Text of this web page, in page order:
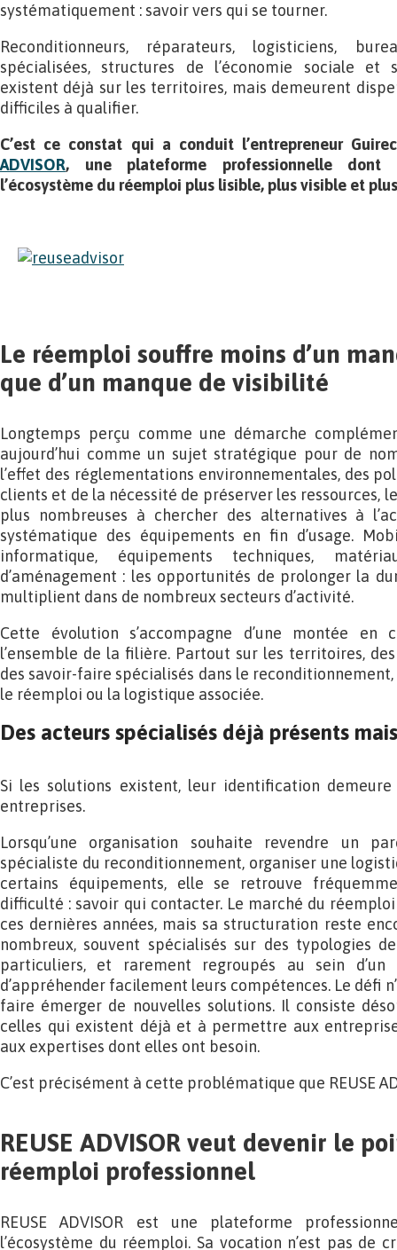
systématiquement : savoir vers qui se tourner.
Reconditionneurs, réparateurs, logisticiens,
spécialisées, structures de l’économie sociale et
existent déjà sur les territoires, mais demeurent
difficiles à qualifier.
C’est ce constat qui a conduit l’entrepreneur
ADVISOR, une plateforme professionnelle dont
l’écosystème du réemploi plus lisible, plus visible et
Le réemploi souffre moins d’un
que d’un manque de visibilité
Longtemps perçu comme une démarche
aujourd’hui comme un sujet stratégique pour de
l’effet des réglementations environnementales, des
clients et de la nécessité de préserver les ressources,
plus nombreuses à chercher des alternatives à
systématique des équipements en fin d’usage.
informatique, équipements techniques,
d’aménagement : les opportunités de prolonger la
multiplient dans de nombreux secteurs d’activité.
Cette évolution s’accompagne d’une montée en
l’ensemble de la filière. Partout sur les territoires,
des savoir-faire spécialisés dans le
le réemploi ou la logistique associée.
Des acteurs spécialisés déjà présents
Si les solutions existent, leur identification
entreprises.
Lorsqu’une organisation souhaite revendre un
spécialiste du reconditionnement, organiser une
certains équipements, elle se retrouve
difficulté : savoir qui contacter. Le marché du
ces dernières années, mais sa structuration reste
nombreux, souvent spécialisés sur des typologies
particuliers, et rarement regroupés au sein d’un
d’appréhender facilement leurs compétences. Le défi
faire émerger de nouvelles solutions. Il consiste
celles qui existent déjà et à permettre aux
aux expertises dont elles ont besoin.
C’est précisément à cette problématique que REUSE
REUSE ADVISOR veut devenir le
réemploi professionnel
REUSE ADVISOR est une plateforme
l’écosystème du réemploi. Sa vocation n’est pas de